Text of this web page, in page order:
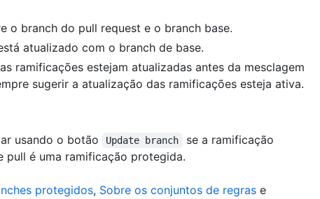
o branch do pull request e o branch base.
atualizado com o branch de base.
ramificações estejam atualizadas antes da mesclagem
sugerir a atualização das ramificações esteja ativa.
usando o botão
Update branch
se a ramificação
pull é uma ramificação protegida.
protegidos, Sobre os conjuntos de regras e